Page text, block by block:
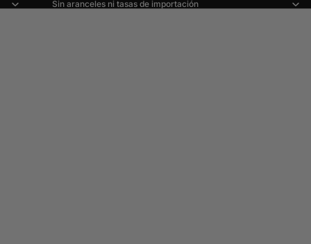
Sin aranceles ni tasas de importación